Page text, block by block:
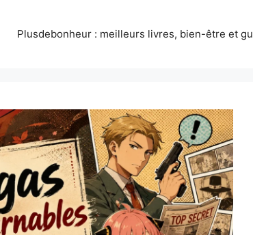
Plusdebonheur : meilleurs livres, bien-être et